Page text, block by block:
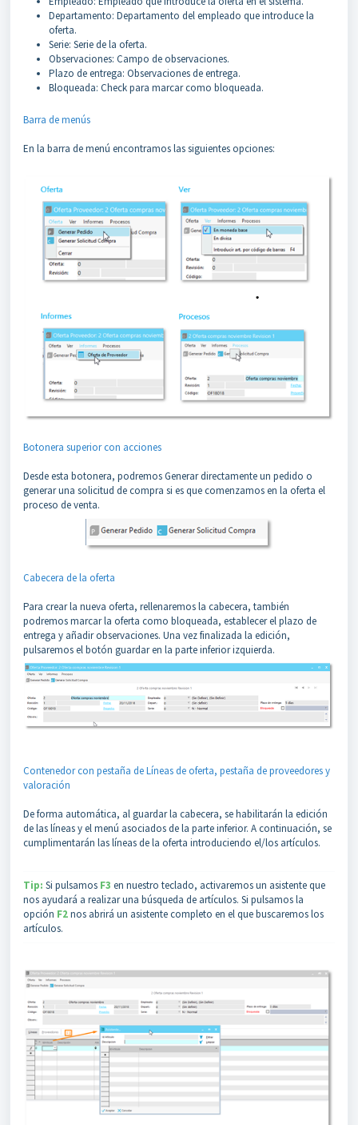
Departamento: Departamento del empleado que introduce la
oferta.
Serie: Serie de la oferta.
Observaciones: Campo de observaciones.
Plazo de entrega: Observaciones de entrega.
Bloqueada: Check para marcar como bloqueada.
Barra de menús
En la barra de menú encontramos las siguientes opciones:
Botonera superior con acciones
Desde esta botonera, podremos Generar directamente un pedido o
generar una solicitud de compra si es que comenzamos en la oferta el
proceso de venta.
Cabecera de la oferta
Para crear la nueva oferta, rellenaremos la cabecera, también
podremos marcar la oferta como bloqueada, establecer el plazo de
entrega y añadir observaciones. Una vez finalizada la edición,
pulsaremos el botón guardar en la parte inferior izquierda.
Contenedor con pestaña de Líneas de oferta, pestaña de proveedores y
valoración
De forma automática, al guardar la cabecera, se habilitarán la edición
de las líneas y el menú asociados de la parte inferior. A continuación, se
cumplimentarán las líneas de la oferta introduciendo el/los artículos.
Tip: Si pulsamos F3 en nuestro teclado, activaremos un asistente que
nos ayudará a realizar una búsqueda de artículos. Si pulsamos la
opción F2nos abrirá un asistente completo en el que buscaremos los
artículos.